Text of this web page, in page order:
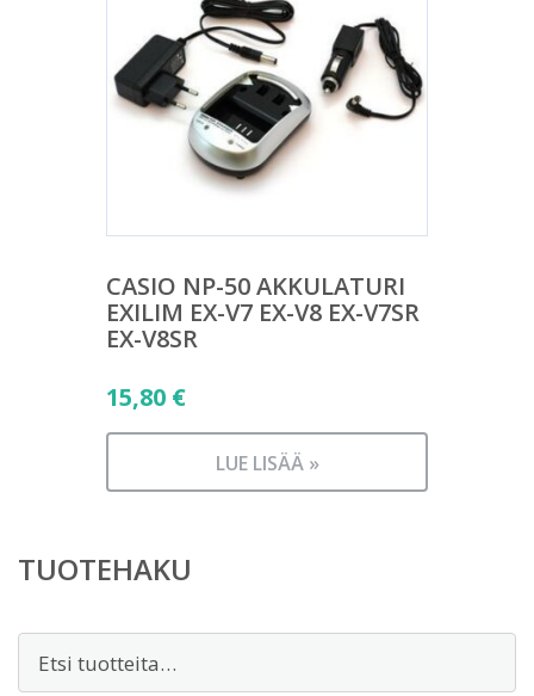
CASIO NP-50 AKKULATURI
EXILIM EX-V7 EX-V8 EX-V7SR
EX-V8SR
15,80 €
LUE LISÄÄ »
TUOTEHAKU